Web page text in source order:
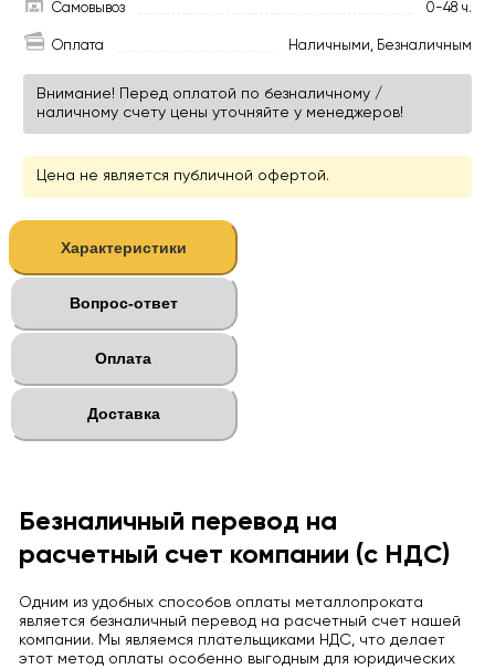
Самовывоз 0-48 ч.
Оплата Наличными, Безналичным
Внимание! Перед оплатой по безналичному /
наличному счету цены уточняйте у менеджеров!
Цена не является публичной офертой.
Характеристики
Вопрос-ответ
Оплата
Доставка
Безналичный перевод на
расчетный счет компании (с НДС)
Одним из удобных способов оплаты металлопроката
является безналичный перевод на расчетный счет нашей
компании. Мы являемся плательщиками НДС, что делает
этот метод оплаты особенно выгодным для юридических